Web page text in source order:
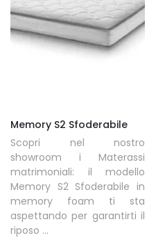
Memory S2 Sfoderabile
Scopri nel nostro
showroom i Materassi
matrimoniali: il modello
Memory S2 Sfoderabile in
memory foam ti sta
aspettando per garantirti il
riposo ...